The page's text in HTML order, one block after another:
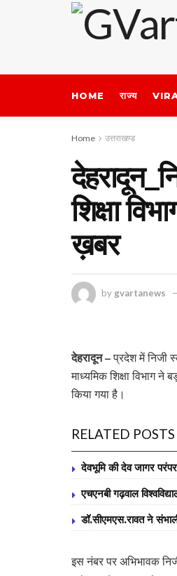
HOME राज्य
Home उत्तराखण्ड
शिक्षा
ख़बर
by gvartanews
देहरादून –प्रदेश में निजी
माध्यमिक शिक्षा विभाग
किया गया है।
RELATED POSTS
देवभूमि की देव जागर
एचएनबी गढ़वाल
डॉ.सीएमएस.रावत ने
इस नंबर पर अभिभावक